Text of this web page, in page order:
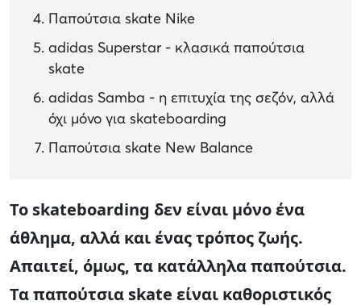
Παπούτσια skate Nike
adidas Superstar - κλασικά παπούτσια
skate
adidas Samba - η επιτυχία της σεζόν, αλλά
όχι μόνο για skateboarding
Παπούτσια skate New Balance
Το skateboarding δεν είναι μόνο ένα
άθλημα, αλλά και ένας τρόπος ζωής.
Απαιτεί, όμως, τα κατάλληλα παπούτσια.
Τα παπούτσια skate είναι καθοριστικός